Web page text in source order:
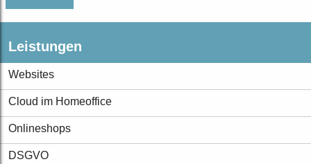
Leistungen
Websites
Cloud im Homeoffice
Onlineshops
DSGVO